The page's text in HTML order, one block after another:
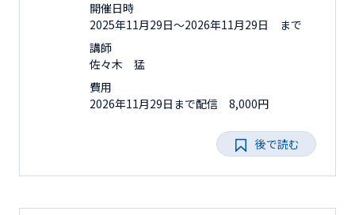
開催日時
2025年11月29日〜2026年11月29日 まで
講師
佐々木 猛
費用
2026年11月29日まで配信 8,000円
後で読む